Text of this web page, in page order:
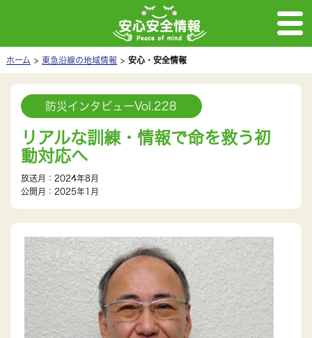
ホーム 東急沿線の地域情報 安心・安全情報
防災インタビューVol.228
リアルな訓練・情報で命を救う初
動対応へ
放送月：2024年8月
公開月：2025年1月